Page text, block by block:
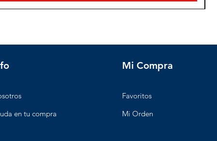
en tu compra
Mi Compra
Favoritos
Mi Orden